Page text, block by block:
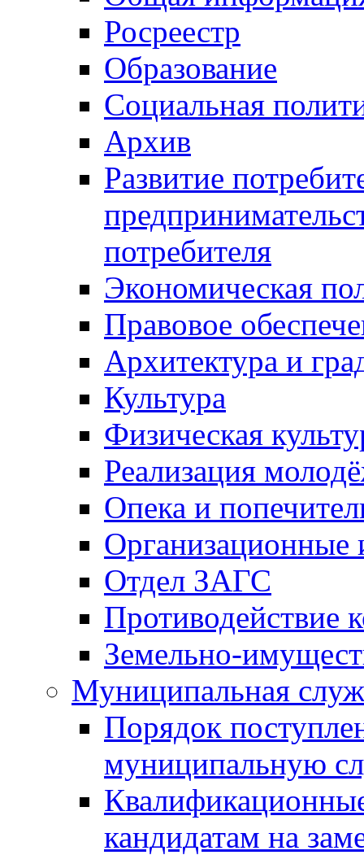
Росреестр
Образование
Социальная
Архив
Развитие
потребителя
Экономическая
Правовое
Архитектура и
Культура
Физическая
Реализация
Опека и
Отдел ЗАГС
Противодействие
Земельно-
Муниципальная
Порядок
муниципальную
кандидатам на